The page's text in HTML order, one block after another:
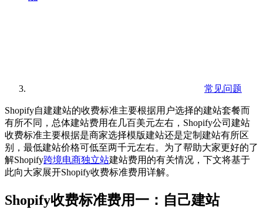
常见问题
Shopify自建建站的收费标准主要根据用户选择的建站套餐而
有所不同，总体建站费用在几百美元左右，Shopify公司建站
收费标准主要根据是商家选择模版建站还是定制建站有所区
别，最低建站价格可低至两千元左右。为了帮助大家更好的了
解Shopify跨境电商独立站建站费用的有关情况，下文将基于
此向大家展开Shopify收费标准费用详解。
Shopify收费标准费用一：自己建站